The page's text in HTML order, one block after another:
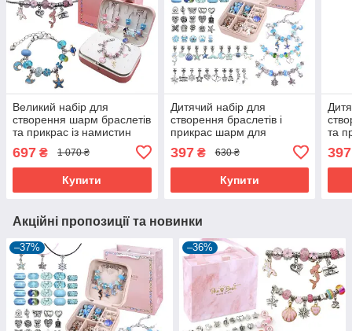
Великий набір для
створення шарм браслетів
та прикрас із намистин
Рожевий/Блакитний
(60330)
697 ₴ 1 070 ₴
Купити
Дитячий набір для
створення браслетів і
прикрас шарм для
Блакитний (60335)
397₴ 630 ₴
Купити
та
397
Акційні пропозиції та новинки
–37% –36%